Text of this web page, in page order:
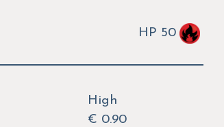
HP 50
High
€ 0.90